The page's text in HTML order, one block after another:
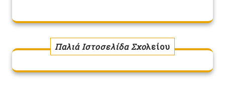
Παλιά Ιστοσελίδα Σχολείου